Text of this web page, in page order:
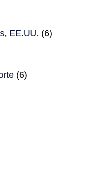
EE.UU. (6)
(6)